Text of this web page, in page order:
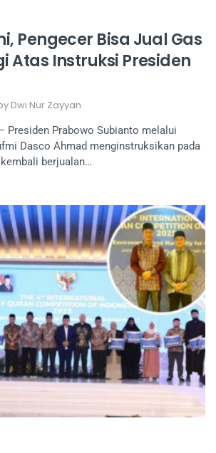
Pengecer Bisa Jual Gas
Atas Instruksi Presiden
Dwi Nur Zayyan
Presiden Prabowo Subianto melalui
Dasco Ahmad menginstruksikan pada
berjualan…